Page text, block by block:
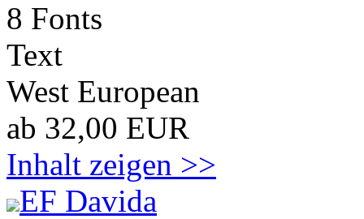
8 Fonts
Text
West European
ab 32,00 EUR
Inhalt zeigen >>
EF Davida